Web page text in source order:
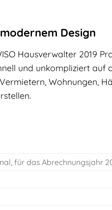
Design
Hausverwalter 2019
und unkompliziert auf
Wohnungen,
für das Abrechnungsjahr